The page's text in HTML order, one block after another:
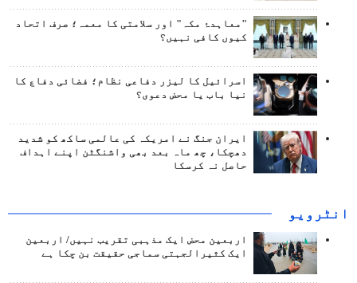
"معاہدۂ مکہ" اور سلامتی کا معمہ؛ صرف اتحاد
کیوں کافی نہیں؟
اسرائیل کا لیزر دفاعی نظام؛ فضائی دفاع کا
نیا باب یا محض دعوی؟
ایران جنگ نے امریکہ کی عالمی ساکھ کو شدید
دھچکا، چھ ماہ بعد بھی واشنگٹن اپنے اہداف
حاصل نہ کرسکا
انٹرويو
اربعین محض ایک مذہبی تقریب نہیں/ اربعین
ایک کثیرالجہتی سماجی حقیقت بن چکا ہے